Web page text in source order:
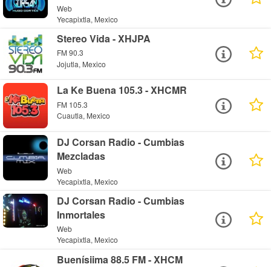
Web
Yecapixtla, Mexico
Stereo Vida - XHJPA
FM 90.3
Jojutla, Mexico
La Ke Buena 105.3 - XHCMR
FM 105.3
Cuautla, Mexico
DJ Corsan Radio - Cumbias
Mezcladas
Web
Yecapixtla, Mexico
DJ Corsan Radio - Cumbias
Inmortales
Web
Yecapixtla, Mexico
Buenísiima 88.5 FM - XHCM